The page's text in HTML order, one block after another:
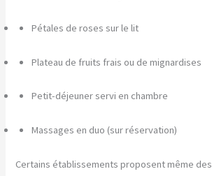
Pétales de roses sur le lit
Plateau de fruits frais ou de mignardises
Petit-déjeuner servi en chambre
Massages en duo (sur réservation)
Certains établissements proposent même des